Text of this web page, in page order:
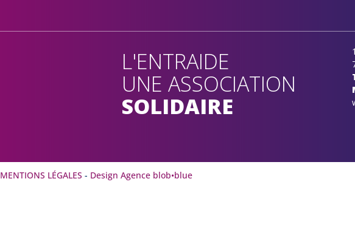
L'ENTRAIDE
UNE ASSOCIATION
SOLIDAIRE
MENTIONS LÉGALES - Design Agence blob•blue